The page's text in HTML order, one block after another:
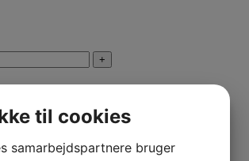
+
til cookies
samarbejdspartnere bruger